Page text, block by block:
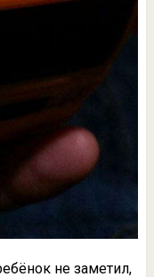
не заметил,